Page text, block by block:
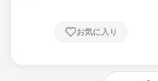
お気に入り